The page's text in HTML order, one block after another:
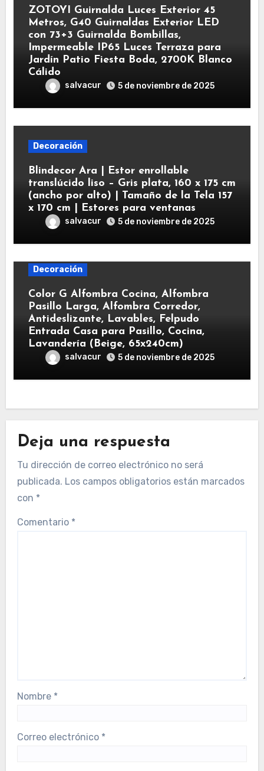
ZOTOYI Guirnalda Luces Exterior 45
Metros, G40 Guirnaldas Exterior LED
con 73+3 Guirnalda Bombillas,
Impermeable IP65 Luces Terraza para
Jardín Patio Fiesta Boda, 2700K Blanco
Cálido
salvacur 5 de noviembre de 2025
Decoración
Blindecor Ara | Estor enrollable
translúcido liso – Gris plata, 160 x 175 cm
(ancho por alto) | Tamaño de la Tela 157
x 170 cm | Estores para ventanas
salvacur 5 de noviembre de 2025
Decoración
Color G Alfombra Cocina, Alfombra
Pasillo Larga, Alfombra Corredor,
Antideslizante, Lavables, Felpudo
Entrada Casa para Pasillo, Cocina,
Lavandería (Beige, 65x240cm)
salvacur 5 de noviembre de 2025
Deja una respuesta
Tu dirección de correo electrónico no será
publicada. Los campos obligatorios están marcados
con *
Comentario *
Nombre *
Correo electrónico *